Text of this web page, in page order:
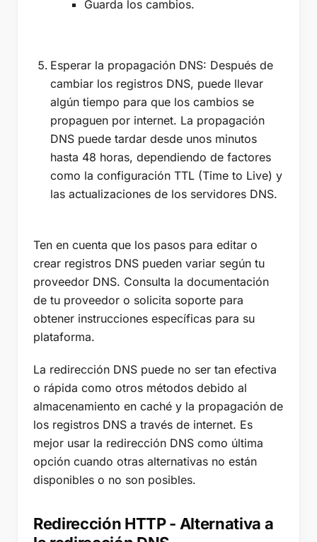
Guarda los cambios.
Esperar la propagación DNS: Después de
cambiar los registros DNS, puede llevar
algún tiempo para que los cambios se
propaguen por internet. La propagación
DNS puede tardar desde unos minutos
hasta 48 horas, dependiendo de factores
como la configuración TTL (Time to Live) y
las actualizaciones de los servidores DNS.
Ten en cuenta que los pasos para editar o
crear registros DNS pueden variar según tu
proveedor DNS. Consulta la documentación
de tu proveedor o solicita soporte para
obtener instrucciones específicas para su
plataforma.
La redirección DNS puede no ser tan efectiva
o rápida como otros métodos debido al
almacenamiento en caché y la propagación de
los registros DNS a través de internet. Es
mejor usar la redirección DNS como última
opción cuando otras alternativas no están
disponibles o no son posibles.
Redirección HTTP - Alternativa a